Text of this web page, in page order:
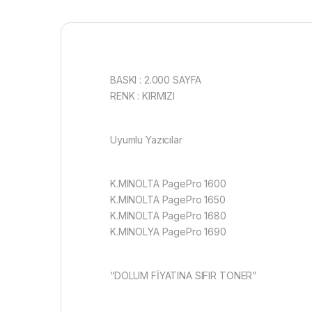
BASKI : 2.000 SAYFA
RENK : KIRMIZI
Uyumlu Yazıcılar
K.MINOLTA PagePro 1600
K.MINOLTA PagePro 1650
K.MINOLTA PagePro 1680
K.MINOLYA PagePro 1690
“DOLUM FİYATINA SIFIR TONER”